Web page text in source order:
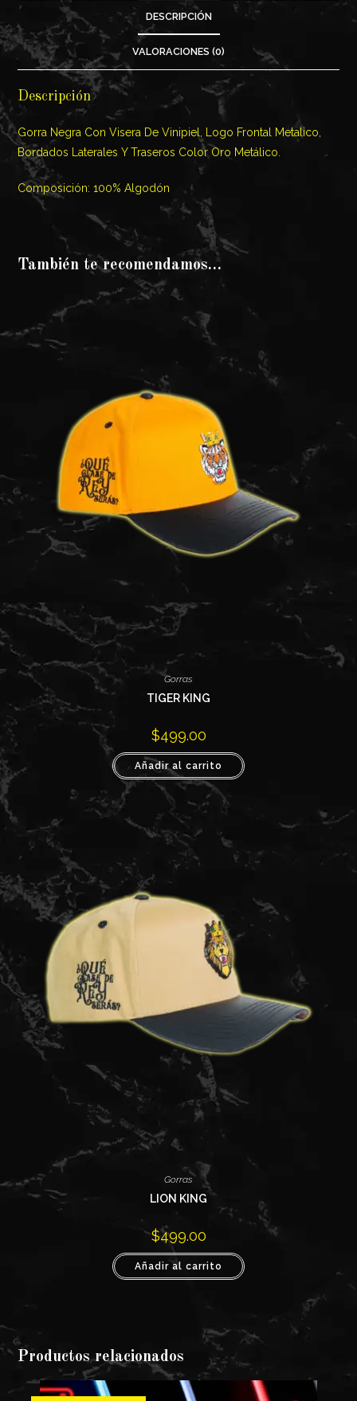
DESCRIPCIÓN
VALORACIONES (0)
Descripción
Gorra Negra Con Visera De Vinipiel, Logo Frontal Metalico,
Bordados Laterales Y Traseros Color Oro Metálico.
Composición: 100% Algodón
También te recomendamos…
Gorras
TIGER KING
$499.00
Añadir al carrito
Gorras
LION KING
$499.00
Añadir al carrito
Productos relacionados